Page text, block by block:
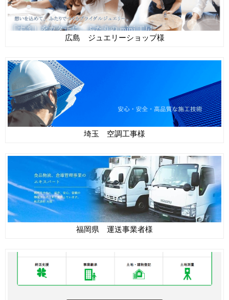
広島 ジュエリーショップ様
埼玉 空調工事様
福岡県 運送事業者様